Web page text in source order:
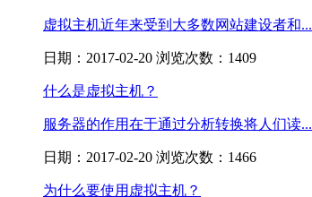
虚拟主机近年来受到大多数网站建设者和...
日期：2017-02-20 浏览次数：1409
什么是虚拟主机？
服务器的作用在于通过分析转换将人们读...
日期：2017-02-20 浏览次数：1466
为什么要使用虚拟主机？